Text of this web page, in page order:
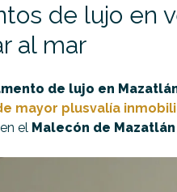
de lujo en
al mar
de lujo en
mayor plusvalía
el Malecón de Mazatlán